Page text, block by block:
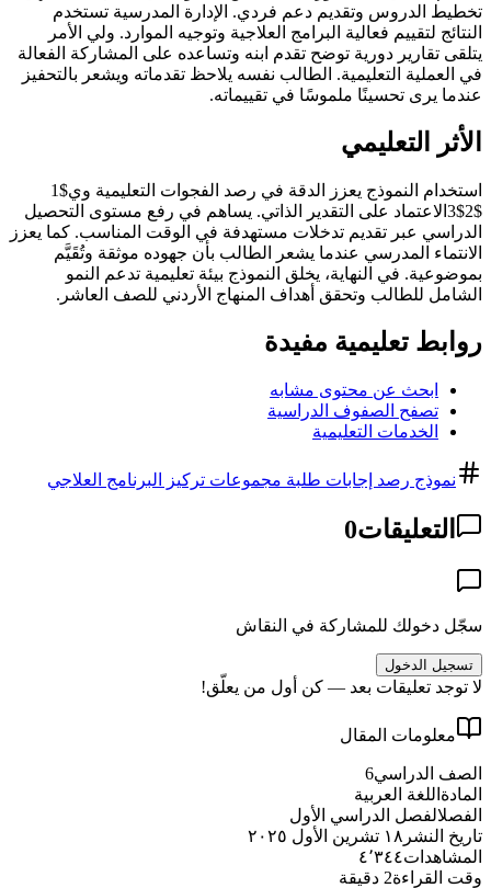
تخطيط الدروس وتقديم دعم فردي. الإدارة المدرسية تستخدم
النتائج لتقييم فعالية البرامج العلاجية وتوجيه الموارد. ولي الأمر
يتلقى تقارير دورية توضح تقدم ابنه وتساعده على المشاركة الفعالة
في العملية التعليمية. الطالب نفسه يلاحظ تقدماته ويشعر بالتحفيز
عندما يرى تحسينًا ملموسًا في تقييماته.
الأثر التعليمي
استخدام النموذج يعزز الدقة في رصد الفجوات التعليمية وي$1
$2$3الاعتماد على التقدير الذاتي. يساهم في رفع مستوى التحصيل
الدراسي عبر تقديم تدخلات مستهدفة في الوقت المناسب. كما يعزز
الانتماء المدرسي عندما يشعر الطالب بأن جهوده موثقة وتُقَيَّم
بموضوعية. في النهاية، يخلق النموذج بيئة تعليمية تدعم النمو
الشامل للطالب وتحقق أهداف المنهاج الأردني للصف العاشر.
روابط تعليمية مفيدة
ابحث عن محتوى مشابه
تصفح الصفوف الدراسية
الخدمات التعليمية
نموذج رصد إجابات طلبة مجموعات تركيز البرنامج العلاجي
التعليقات0
سجّل دخولك للمشاركة في النقاش
تسجيل الدخول
لا توجد تعليقات بعد — كن أول من يعلّق!
معلومات المقال
الصف الدراسي6
المادة اللغة العربية
الفصلالفصل الدراسي الأول
تاريخ النشر ١٨ تشرين الأول ٢٠٢٥
المشاهدات٤٬٣٤٤
وقت القراءة2 دقيقة